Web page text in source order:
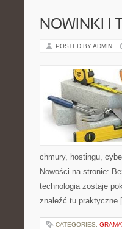
NOWINKI I
POSTED BY ADMIN
chmury, hostingu,
Nowości na stronie:
technologia zostaje
znaleźć tu praktyczne
CATEGORIES: